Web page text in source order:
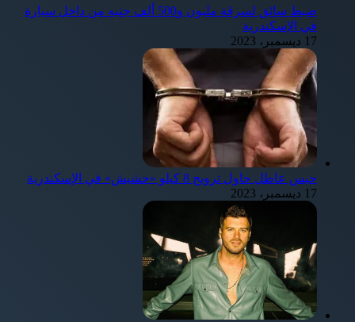
ضبط سائق لسرقة مليون و500 ألف جنيه من داخل سيارة
في الإسكندرية
17 ديسمبر، 2023
حبس عاطل حاول ترويج 8 كيلو «حشيش» في الإسكندرية
17 ديسمبر، 2023